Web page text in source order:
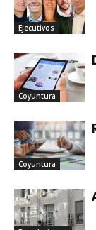
Ejecutivos
Coyuntura
Coyuntura